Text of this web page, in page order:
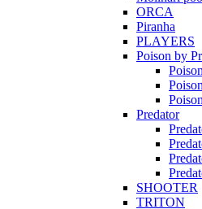
ORCA
Piranha
PLAYERS
Poison by
Predator
SHOOTER
TRITON